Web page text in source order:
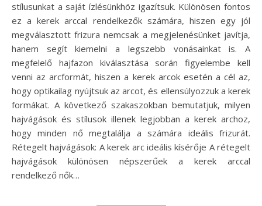
stílusunkat a saját ízlésünkhöz igazítsuk. Különösen fontos
ez a kerek arccal rendelkezők számára, hiszen egy jól
megválasztott frizura nemcsak a megjelenésünket javítja,
hanem segít kiemelni a legszebb vonásainkat is. A
megfelelő hajfazon kiválasztása során figyelembe kell
venni az arcformát, hiszen a kerek arcok esetén a cél az,
hogy optikailag nyújtsuk az arcot, és ellensúlyozzuk a kerek
formákat. A következő szakaszokban bemutatjuk, milyen
hajvágások és stílusok illenek legjobban a kerek archoz,
hogy minden nő megtalálja a számára ideális frizurát.
Rétegelt hajvágások: A kerek arc ideális kísérője A rétegelt
hajvágások különösen népszerűek a kerek arccal
rendelkező nők…